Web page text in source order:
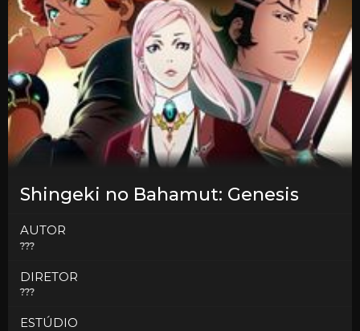
Shingeki no Bahamut: Genesis
AUTOR
???
DIRETOR
???
ESTÚDIO